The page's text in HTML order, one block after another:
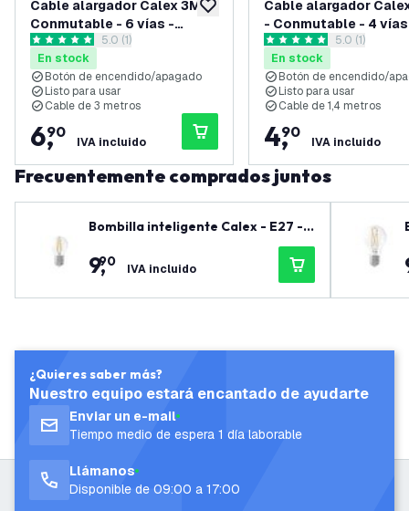
añadir a lista de deseos
Cable alargador Calex 3M -
Conmutable - 6 vías -
Regleta - Toma de mesa
abrir el panel de reseñas
5 estrellas de puntuación
5.0 (1)
En stock
Botón de encendido/apagado
Listo para usar
Cable de 3 metros
6,
90
IVA incluido
Cable alargador
- Conmutable - 4
Regleta - Toma de
abrir el panel
5 estrellas de puntuación
5.0 (1)
En stock
Botón de encendido/
Listo para usar
Cable de 1,4 metros
4,
90
IVA incluido
Frecuentemente comprados juntos
Bombilla inteligente Calex - E27 -
4.9W - 470 lúmenes - 1800K - 3000
K
9,
90 IVA incluido
¿Quieres saber más?
Nuestro equipo estará encantado de ayudarte
Enviar un e-mail
Tiempo medio de espera 1 día laborable
Llámanos
Disponible de 09:00 a 17:00